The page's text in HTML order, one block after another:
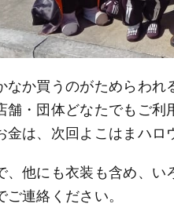
なか買うのがためらわ
舗・団体どなたでもご利
金は、次回よこはまハロ
、他にも衣装も含め、
連絡ください。